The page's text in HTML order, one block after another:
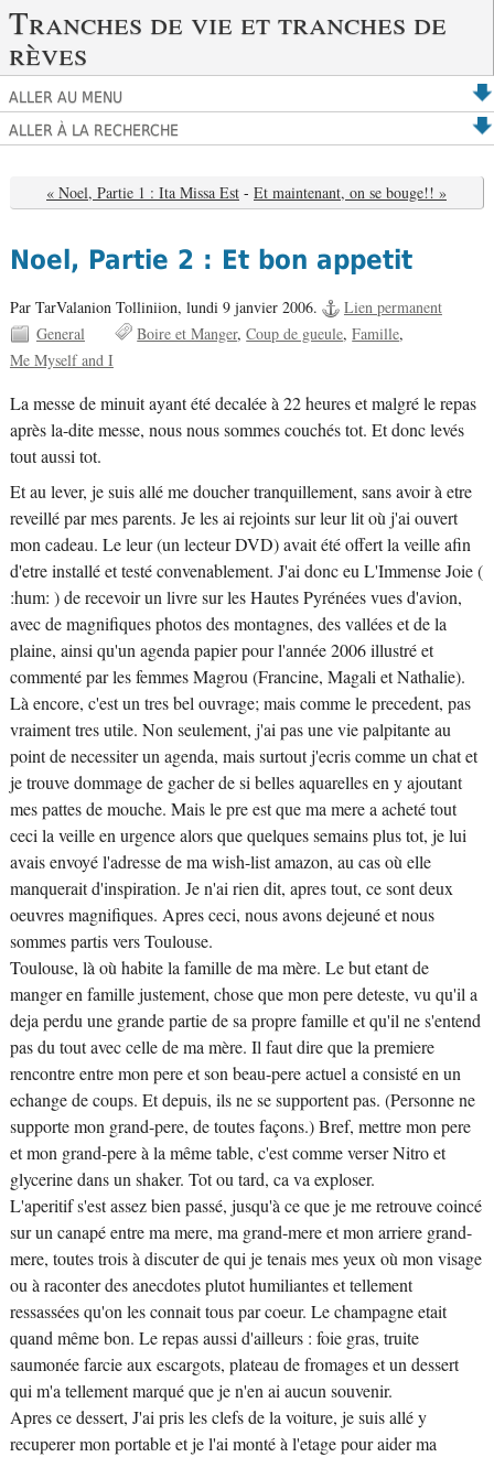
Tranches de vie et tranches de
rèves
ALLER AU MENU
ALLER À LA RECHERCHE
« Noel, Partie 1 : Ita Missa Est - Et maintenant, on se bouge!! »
Noel, Partie 2 : Et bon appetit
Par TarValanion Tolliniion, lundi 9 janvier 2006.
Lien permanent
General
Boire et Manger Coup de gueule Famille
Me Myself and I
La messe de minuit ayant été decalée à 22 heures et malgré le repas
après la-dite messe, nous nous sommes couchés tot. Et donc levés
tout aussi tot.
Et au lever, je suis allé me doucher tranquillement, sans avoir à etre
reveillé par mes parents. Je les ai rejoints sur leur lit où j'ai ouvert
mon cadeau. Le leur (un lecteur DVD) avait été offert la veille afin
d'etre installé et testé convenablement. J'ai donc eu L'Immense Joie (
:hum: ) de recevoir un livre sur les Hautes Pyrénées vues d'avion,
avec de magnifiques photos des montagnes, des vallées et de la
plaine, ainsi qu'un agenda papier pour l'année 2006 illustré et
commenté par les femmes Magrou (Francine, Magali et Nathalie).
Là encore, c'est un tres bel ouvrage; mais comme le precedent, pas
vraiment tres utile. Non seulement, j'ai pas une vie palpitante au
point de necessiter un agenda, mais surtout j'ecris comme un chat et
je trouve dommage de gacher de si belles aquarelles en y ajoutant
mes pattes de mouche. Mais le pre est que ma mere a acheté tout
ceci la veille en urgence alors que quelques semains plus tot, je lui
avais envoyé l'adresse de ma wish-list amazon, au cas où elle
manquerait d'inspiration. Je n'ai rien dit, apres tout, ce sont deux
oeuvres magnifiques. Apres ceci, nous avons dejeuné et nous
sommes partis vers Toulouse.
Toulouse, là où habite la famille de ma mère. Le but etant de
manger en famille justement, chose que mon pere deteste, vu qu'il a
deja perdu une grande partie de sa propre famille et qu'il ne s'entend
pas du tout avec celle de ma mère. Il faut dire que la premiere
rencontre entre mon pere et son beau-pere actuel a consisté en un
echange de coups. Et depuis, ils ne se supportent pas. (Personne ne
supporte mon grand-pere, de toutes façons.) Bref, mettre mon pere
et mon grand-pere à la même table, c'est comme verser Nitro et
glycerine dans un shaker. Tot ou tard, ca va exploser.
L'aperitif s'est assez bien passé, jusqu'à ce que je me retrouve coincé
sur un canapé entre ma mere, ma grand-mere et mon arriere grand-
mere, toutes trois à discuter de qui je tenais mes yeux où mon visage
ou à raconter des anecdotes plutot humiliantes et tellement
ressassées qu'on les connait tous par coeur. Le champagne etait
quand même bon. Le repas aussi d'ailleurs : foie gras, truite
saumonée farcie aux escargots, plateau de fromages et un dessert
qui m'a tellement marqué que je n'en ai aucun souvenir.
Apres ce dessert, J'ai pris les clefs de la voiture, je suis allé y
recuperer mon portable et je l'ai monté à l'etage pour aider ma